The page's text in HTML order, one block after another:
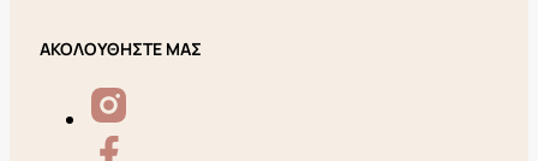
ΑΚΟΛΟΥΘΗΣΤΕ ΜΑΣ